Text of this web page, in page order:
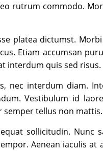
rutrum commodo.
platea dictumst.
Etiam accumsan
interdum quis sed risus.
nec interdum diam.
Vestibulum id
semper tellus non mattis.
sollicitudin. Nunc
Aenean iaculis at